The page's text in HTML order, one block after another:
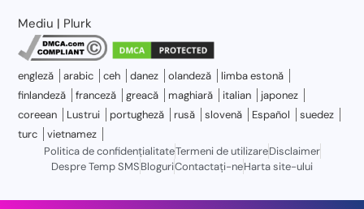
Mediu | Plurk
engleză arabic ceh danez olandeză
limba estonă
finlandeză
franceză greacă maghiară italian
japonez
coreean
Lustrui portugheză rusă slovenă Español
suedez
turc
vietnamez
Politica de confidențialitateTermeni de utilizareDisclaimer
Despre Temp SMSBloguriContactaţi-neHarta site-ului